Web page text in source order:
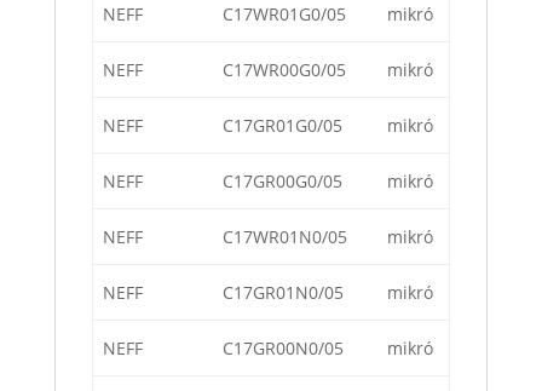
NEFF C17WR01G0/05 mikró
NEFF C17WR00G0/05 mikró
NEFF C17GR01G0/05 mikró
NEFF C17GR00G0/05 mikró
NEFF C17WR01N0/05 mikró
NEFF C17GR01N0/05 mikró
NEFF C17GR00N0/05 mikró